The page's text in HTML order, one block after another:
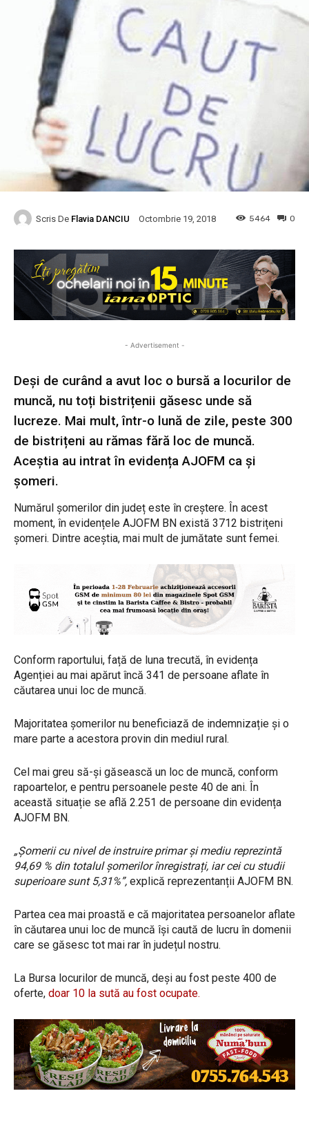
Scris De Flavia DANCIU Octombrie 19, 2018 0
5464
- Advertisement -
Deși de curând a avut loc o bursă a locurilor de
muncă, nu toți bistrițenii găsesc unde să
lucreze. Mai mult, într-o lună de zile, peste 300
de bistrițeni au rămas fără loc de muncă.
Aceștia au intrat în evidența AJOFM ca și
șomeri.
Numărul șomerilor din județ este în creștere. În acest
moment, în evidențele AJOFM BN există 3712 bistrițeni
șomeri. Dintre aceștia, mai mult de jumătate sunt femei.
Conform raportului, față de luna trecută, în evidența
Agenției au mai apărut încă 341 de persoane aflate în
căutarea unui loc de muncă.
Majoritatea șomerilor nu beneficiază de indemnizație și o
mare parte a acestora provin din mediul rural.
Cel mai greu să-și găsească un loc de muncă, conform
rapoartelor, e pentru persoanele peste 40 de ani. În
această situație se află 2.251 de persoane din evidența
AJOFM BN.
„Șomerii cu nivel de instruire primar şi mediu reprezintă
94,69 % din totalul șomerilor înregistrați, iar cei cu studii
superioare sunt 5,31%”, explică reprezentanții AJOFM BN.
Partea cea mai proastă e că majoritatea persoanelor aflate
în căutarea unui loc de muncă își caută de lucru în domenii
care se găsesc tot mai rar în județul nostru.
La Bursa locurilor de muncă, deși au fost peste 400 de
oferte, doar 10 la sută au fost ocupate.